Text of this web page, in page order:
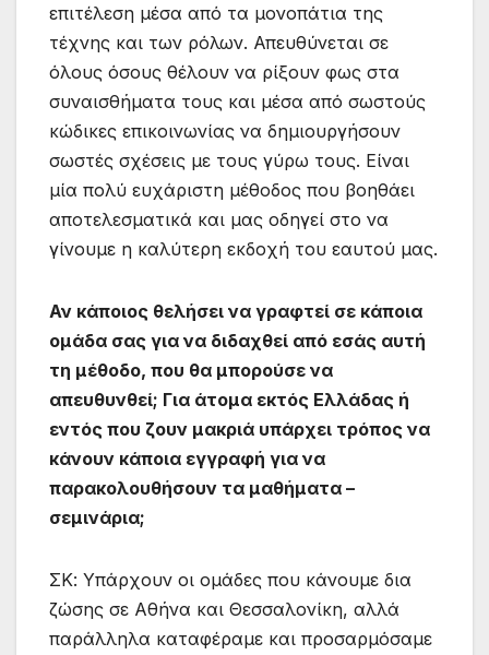
επιτέλεση μέσα από τα μονοπάτια της
τέχνης και των ρόλων. Απευθύνεται σε
όλους όσους θέλουν να ρίξουν φως στα
συναισθήματα τους και μέσα από σωστούς
κώδικες επικοινωνίας να δημιουργήσουν
σωστές σχέσεις με τους γύρω τους. Είναι
μία πολύ ευχάριστη μέθοδος που βοηθάει
αποτελεσματικά και μας οδηγεί στο να
γίνουμε η καλύτερη εκδοχή του εαυτού μας.
Αν κάποιος θελήσει να γραφτεί σε κάποια
ομάδα σας για να διδαχθεί από εσάς αυτή
τη μέθοδο, που θα μπορούσε να
απευθυνθεί; Για άτομα εκτός Ελλάδας ή
εντός που ζουν μακριά υπάρχει τρόπος να
κάνουν κάποια εγγραφή για να
παρακολουθήσουν τα μαθήματα –
σεμινάρια;
ΣΚ: Υπάρχουν οι ομάδες που κάνουμε δια
ζώσης σε Αθήνα και Θεσσαλονίκη, αλλά
παράλληλα καταφέραμε και προσαρμόσαμε